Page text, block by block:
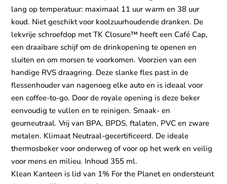
lang op temperatuur: maximaal 11 uur warm en 38 uur
koud. Niet geschikt voor koolzuurhoudende dranken. De
lekvrije schroefdop met TK Closure™ heeft een Café Cap,
een draaibare schijf om de drinkopening te openen en
sluiten en om morsen te voorkomen. Voorzien van een
handige RVS draagring. Deze slanke fles past in de
flessenhouder van nagenoeg elke auto en is ideaal voor
een coffee-to-go. Door de royale opening is deze beker
eenvoudig te vullen en te reinigen. Smaak- en
geurneutraal. Vrij van BPA, BPDS, ftalaten, PVC en zware
metalen. Klimaat Neutraal-gecertificeerd. De ideale
thermosbeker voor onderweg of voor op het werk en veilig
voor mens en milieu. Inhoud 355 ml.
Klean Kanteen is lid van 1% For the Planet en ondersteunt